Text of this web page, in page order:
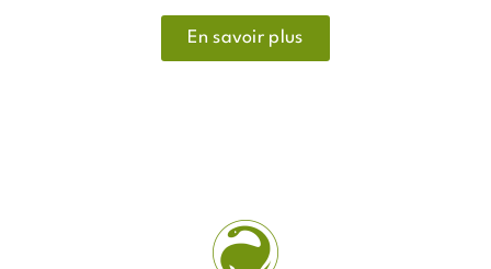
En savoir plus